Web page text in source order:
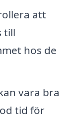
att
till
hos de
vara bra
tid för